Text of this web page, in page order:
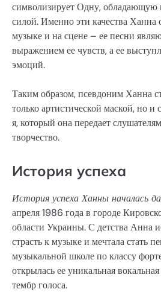
символизирует Одну, обладающую
силой. Именно эти качества Ханна
музыке и на сцене – ее песни
выражением ее чувств, а ее
эмоций.
Таким образом, псевдоним Ханна
только артистической маской, но
я, который она передает
творчество.
История успеха
История успеха Ханны началась
апреля 1986 года в городе
области Украины. С детства Анна
страсть к музыке и мечтала стать
музыкальной школе по классу
открылась ее уникальная
тембр голоса.